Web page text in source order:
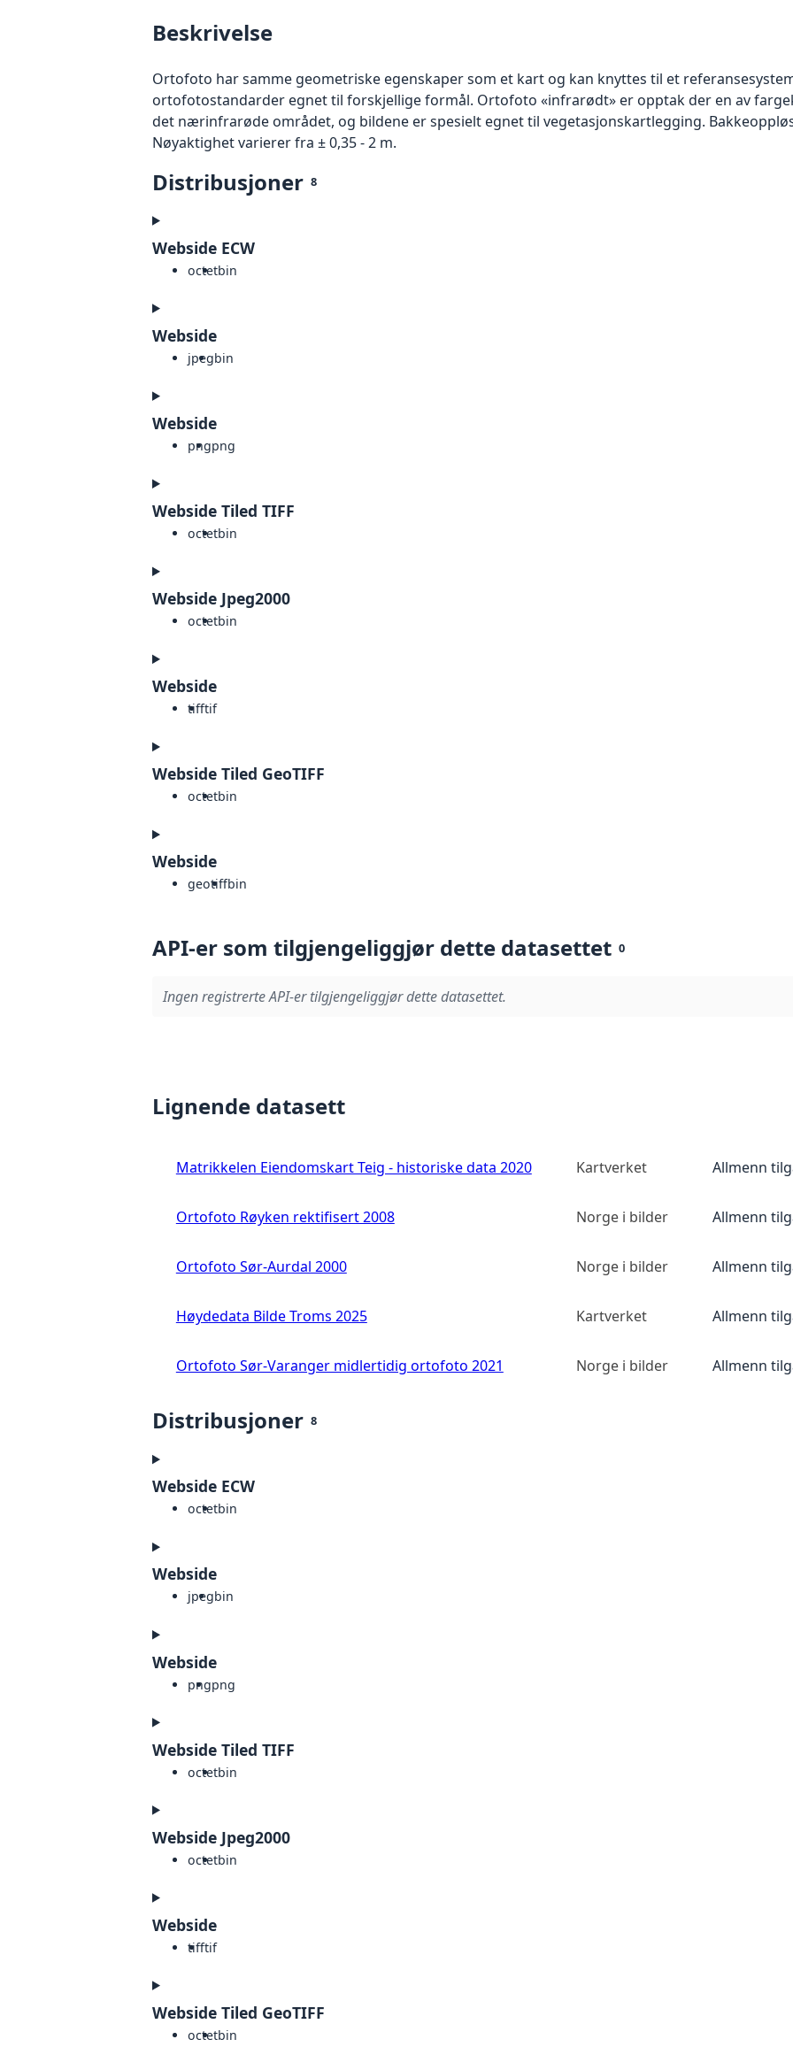
Beskrivelse
Ortofoto har samme geometriske egenskaper som et kart og kan knyttes til et
ortofotostandarder egnet til forskjellige formål. Ortofoto «infrarødt» er opptak der en av
det nærinfrarøde området, og bildene er spesielt egnet til vegetasjonskartlegging.
Nøyaktighet varierer fra ± 0,35 - 2 m.
Distribusjoner 8
Webside ECW
octetbin
Webside
jpegbin
Webside
pngpng
Webside Tiled TIFF
octetbin
Webside Jpeg2000
octetbin
Webside
tifftif
Webside Tiled GeoTIFF
octetbin
Webside
geotiffbin
API-er som tilgjengeliggjør dette datasettet 0
Ingen registrerte API-er tilgjengeliggjør dette datasettet.
Lignende datasett
Matrikkelen Eiendomskart Teig - historiske data 2020 Kartverket Allmenn
Ortofoto Røyken rektifisert 2008 Norge i bilder Allmenn
Ortofoto Sør-Aurdal 2000 Norge i bilder Allmenn
Høydedata Bilde Troms 2025 Kartverket Allmenn
Ortofoto Sør-Varanger midlertidig ortofoto 2021 Norge i bilder Allmenn
Distribusjoner 8
Webside ECW
octetbin
Webside
jpegbin
Webside
pngpng
Webside Tiled TIFF
octetbin
Webside Jpeg2000
octetbin
Webside
tifftif
Webside Tiled GeoTIFF
octetbin